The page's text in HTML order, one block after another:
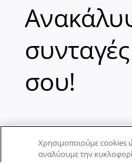
σου!
Χρησιμοποιούμε cookies
αναλύουμε την